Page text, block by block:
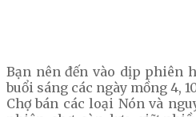
Bạn nên đến vào dịp phiên
buổi sáng các ngày mồng 4,
Chợ bán các loại Nón và